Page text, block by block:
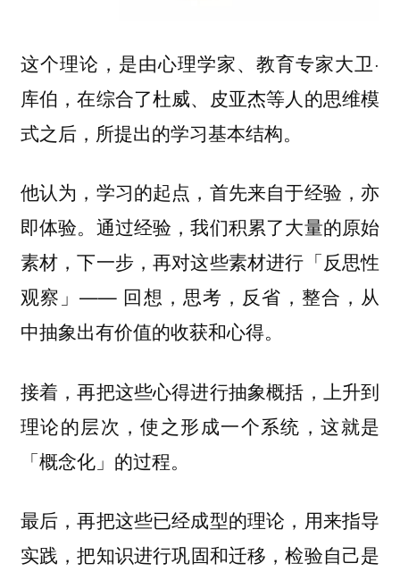
这个理论，是由心理学家、教育专家大卫·
库伯，在综合了杜威、皮亚杰等人的思维模
式之后，所提出的学习基本结构。
他认为，学习的起点，首先来自于经验 ，亦
即体验。通过经验，我们积累了大量的原始
素材，下一步，再对这些素材进行「反思性
观察 」—— 回想，思考，反省，整合，从
中抽象出有价值的收获和心得。
接着，再把这些心得进行抽象概括 ，上升到
理论的层次，使之形成一个系统，这就是
「概念化」的过程。
最后，再把这些已经成型的理论，用来指导
实践，把知识进行巩固和迁移 ，检验自己是